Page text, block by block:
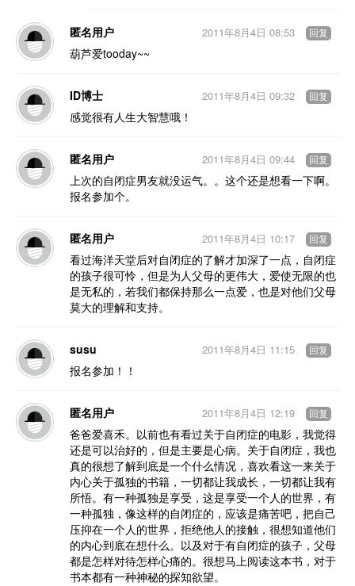
匿名用户
葫芦爱tooday~~
2011年8月4日 08:53 回复
ID博士
感觉很有人生大智慧哦！
2011年8月4日 09:32 回复
匿名用户
上次的自闭症男友就没运气。。这个还是想看一下啊。
报名参加个。
2011年8月4日 09:44 回复
匿名用户
看过海洋天堂后对自闭症的了解才加深了一点，自闭症
的孩子很可怜，但是为人父母的更伟大，爱使无限的也
是无私的，若我们都保持那么一点爱，也是对他们父母
莫大的理解和支持。
2011年8月4日 10:17 回复
susu
报名参加！！
2011年8月4日 11:15 回复
匿名用户
爸爸爱喜禾。以前也有看过关于自闭症的电影，我觉得
还是可以治好的，但是主要是心病。关于自闭症，我也
真的很想了解到底是一个什么情况，喜欢看这一来关于
内心关于孤独的书籍，一切都让我成长，一切都让我有
所悟。有一种孤独是享受，这是享受一个人的世界，有
一种孤独，像这样的自闭症的，应该是痛苦吧，把自己
压抑在一个人的世界，拒绝他人的接触，很想知道他们
的内心到底在想什么。以及对于有自闭症的孩子，父母
都是怎样对待怎样心痛的。很想马上阅读这本书，对于
书本都有一种神秘的探知欲望。
2011年8月4日 12:19 回复